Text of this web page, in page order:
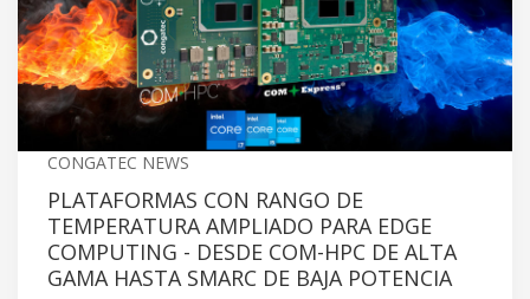
CONGATEC NEWS
PLATAFORMAS CON RANGO DE
TEMPERATURA AMPLIADO PARA EDGE
COMPUTING - DESDE COM-HPC DE ALTA
GAMA HASTA SMARC DE BAJA POTENCIA